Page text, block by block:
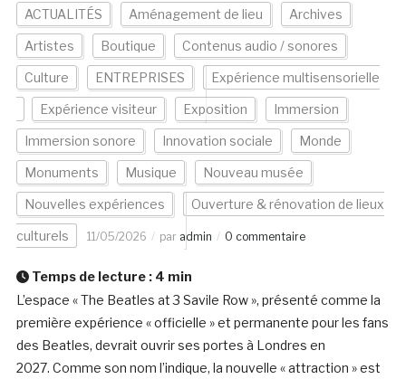
ACTUALITÉS Aménagement de lieu Archives
Artistes Boutique Contenus audio / sonores
Culture ENTREPRISES Expérience multisensorielle
Expérience visiteur Exposition Immersion
Immersion sonore Innovation sociale Monde
Monuments Musique Nouveau musée
Nouvelles expériences Ouverture & rénovation de lieux
culturels 11/05/2026 par admin 0 commentaire
Temps de lecture : 4 min
L’espace « The Beatles at 3 Savile Row », présenté comme la
première expérience « officielle » et permanente pour les fans
des Beatles, devrait ouvrir ses portes à Londres en
2027. Comme son nom l’indique, la nouvelle « attraction » est